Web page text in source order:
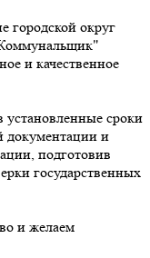
городской округ
и качественное
сроки
документации и
подготовив
государственных
и желаем